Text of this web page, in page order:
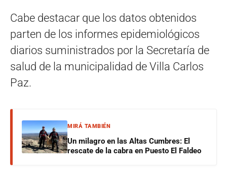
Cabe destacar que los datos obtenidos
parten de los informes epidemiológicos
diarios suministrados por la Secretaría de
salud de la municipalidad de Villa Carlos
Paz.
MIRÁ TAMBIÉN
Un milagro en las Altas Cumbres: El
rescate de la cabra en Puesto El Faldeo